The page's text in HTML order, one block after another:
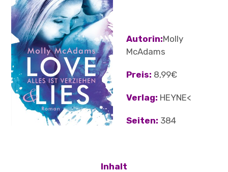
ÜBER
TERMINE Autorin:Molly
McAdams
Preis: 8,99€
Verlag: HEYNE<
Seiten: 384
Inhalt